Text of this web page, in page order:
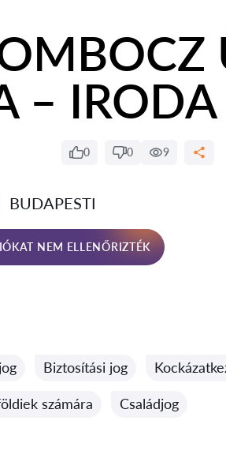
– IRODA
0 0 9
BUDAPESTI
NEM ELLENŐRIZTÉK
Biztosítási jog
számára Családjog